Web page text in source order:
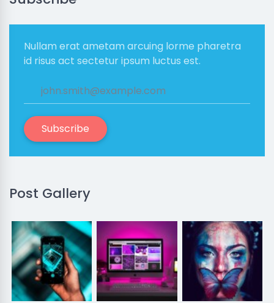
Nullam erat ametam arcuing lorme pharetra
id risus act sectetur ipsum luctus est.
Subscribe
Post Gallery